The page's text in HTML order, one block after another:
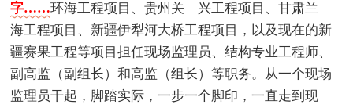
字……环海工程项目、贵州关―兴工程项目、甘肃兰―
海工程项目、新疆伊犁河大桥工程项目，以及现在的新
疆赛果工程等项目担任现场监理员、结构专业工程师、
副高监（副组长）和高监（组长）等职务。从一个现场
监理员干起，脚踏实际，一步一个脚印，一直走到现